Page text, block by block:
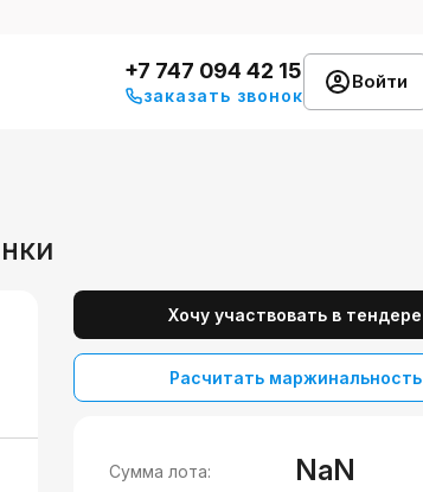
+7 747 094 42 15
заказать звонок
Войти
Хочу участвовать в тендере
Расчитать маржинальность
Сумма лота: NaN